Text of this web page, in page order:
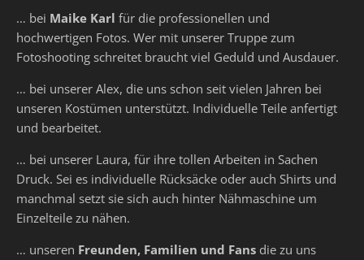
… bei Maike Karl für die professionellen und
hochwertigen Fotos. Wer mit unserer Truppe zum
Fotoshooting schreitet braucht viel Geduld und Ausdauer.
… bei unserer Alex, die uns schon seit vielen Jahren bei
unseren Kostümen unterstützt. Individuelle Teile anfertigt
und bearbeitet.
… bei unserer Laura, für ihre tollen Arbeiten in Sachen
Druck. Sei es individuelle Rücksäcke oder auch Shirts und
manchmal setzt sie sich auch hinter Nähmaschine um
Einzelteile zu nähen.
… unseren Freunden, Familien und Fans die zu uns